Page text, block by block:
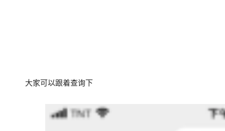
大家可以跟着查询下